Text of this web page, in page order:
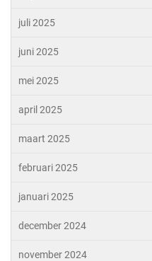
juli 2025
juni 2025
mei 2025
april 2025
maart 2025
februari 2025
januari 2025
december 2024
november 2024